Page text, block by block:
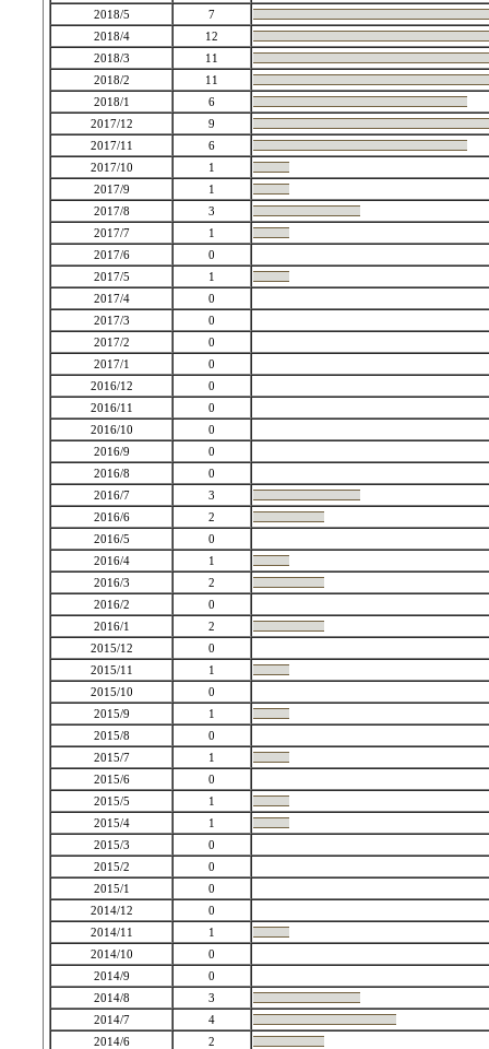
2018/5
7
2018/4
12
2018/3
11
2018/2
11
2018/1
6
2017/12
9
2017/11
6
2017/10
1
2017/9
1
2017/8
3
2017/7
1
2017/6
0
2017/5
1
2017/4
0
2017/3
0
2017/2
0
2017/1
0
2016/12
0
2016/11
0
2016/10
0
2016/9
0
2016/8
0
2016/7
3
2016/6
2
2016/5
0
2016/4
1
2016/3
2
2016/2
0
2016/1
2
2015/12
0
2015/11
1
2015/10
0
2015/9
1
2015/8
0
2015/7
1
2015/6
0
2015/5
1
2015/4
1
2015/3
0
2015/2
0
2015/1
0
2014/12
0
2014/11
1
2014/10
0
2014/9
0
2014/8
3
2014/7
4
2014/6
2